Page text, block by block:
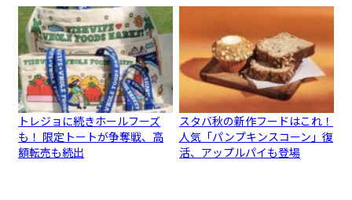
トレジョに続きホールフーズ
も！ 限定トートが争奪戦、高
額転売も続出
スタバ秋の新作フードはこれ！
人気「パンプキンスコーン」復
活、アップルパイも登場